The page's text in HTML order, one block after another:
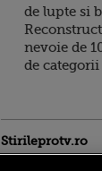
de lupte si
nevoie de
de
Stirileprotv.ro